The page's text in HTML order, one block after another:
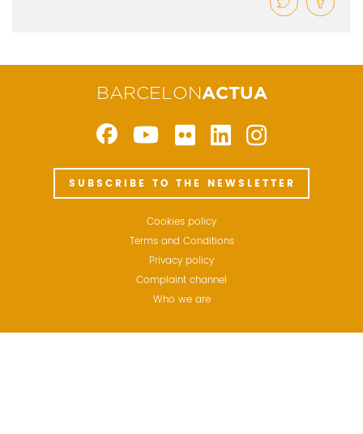
BARCELONACTUA
SUBSCRIBE TO THE NEWSLETTER
Cookies policy
Terms and Conditions
Privacy policy
Complaint channel
Who we are